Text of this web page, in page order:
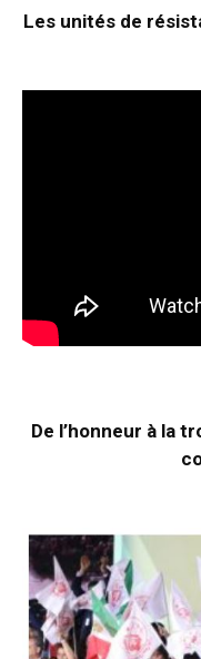
Les unités de
De l’honneur à la